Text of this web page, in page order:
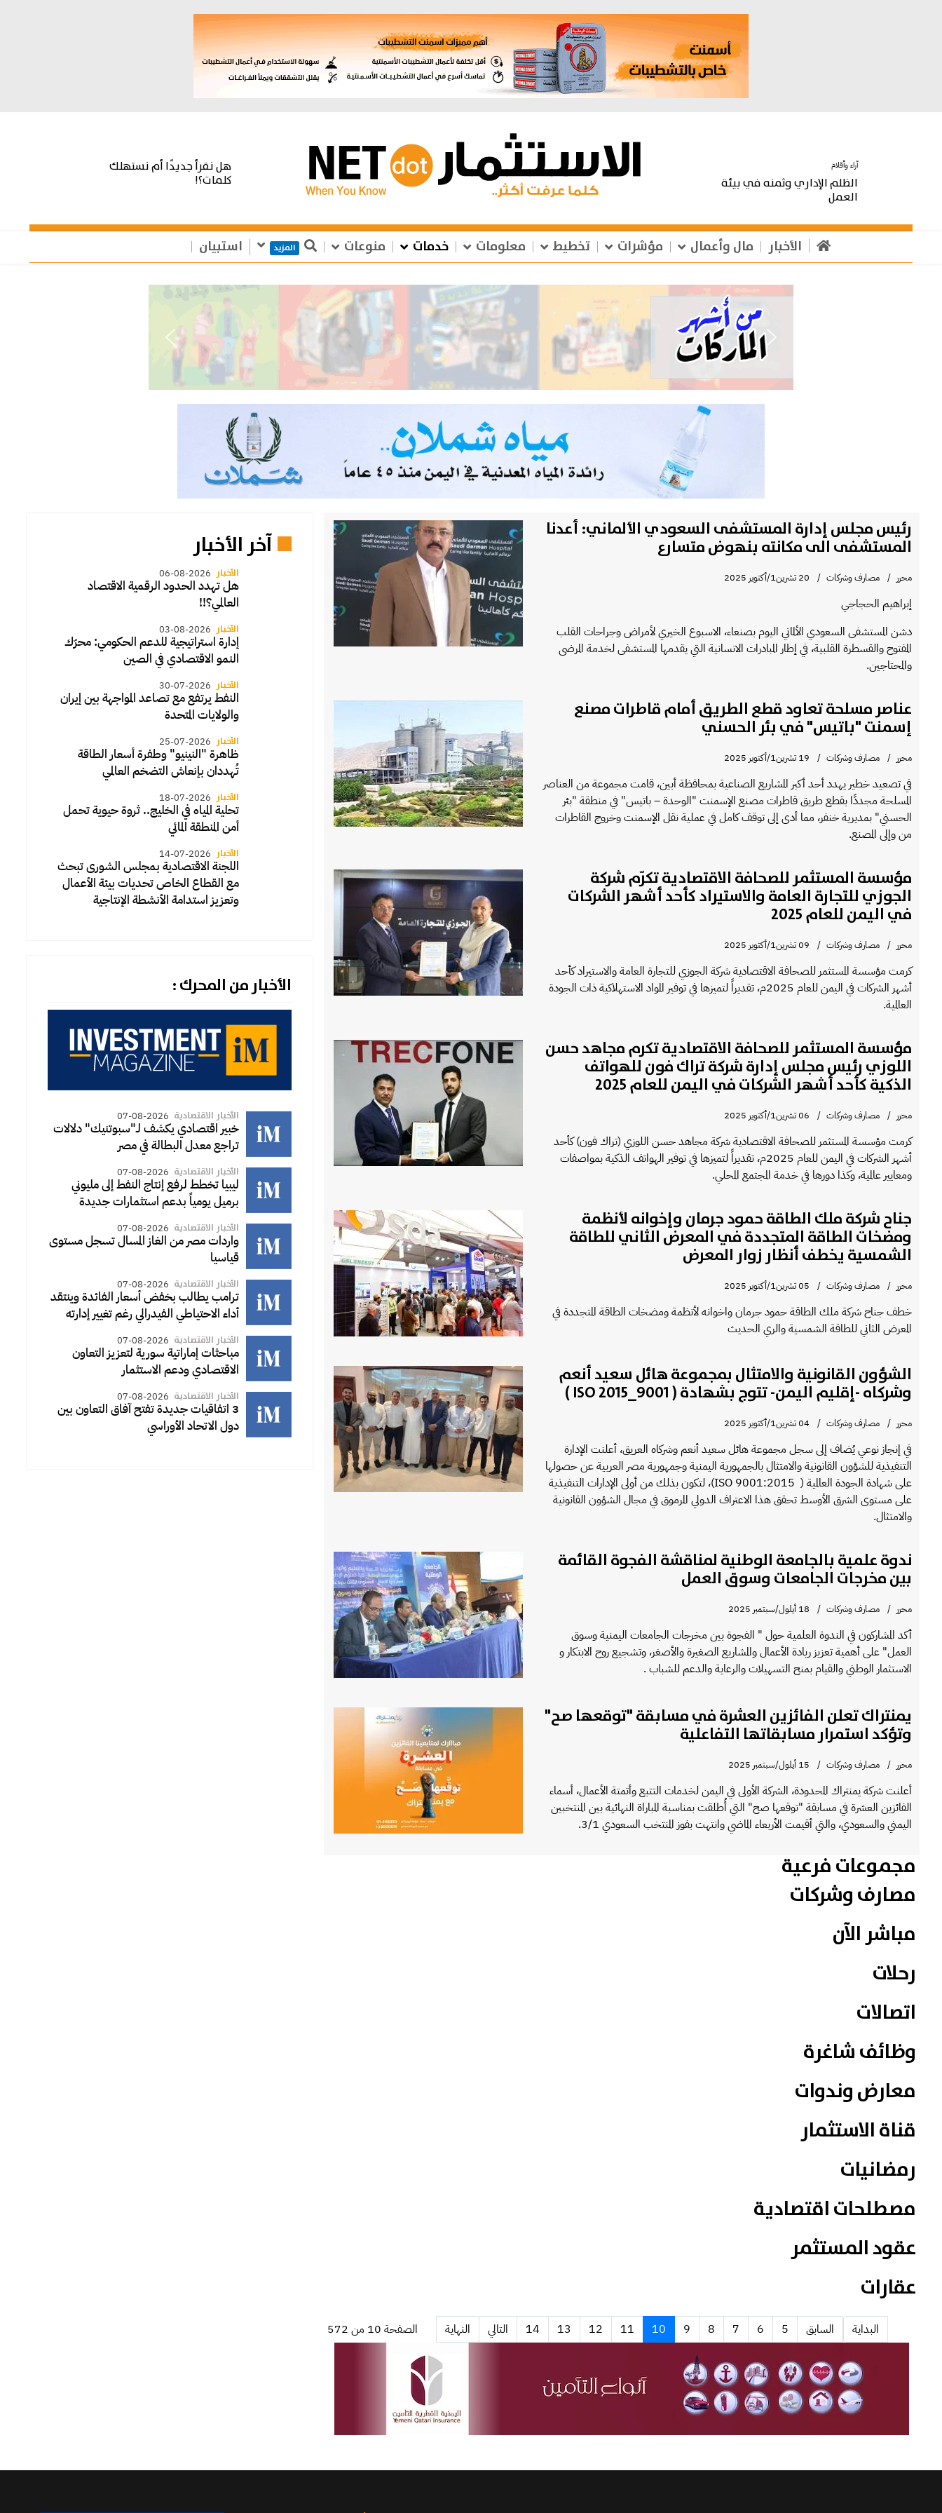
آراء وأقلام
الظلم الإداري وثمنه في بيئة
العمل
هل نقرأ جديدًا أم نستهلك
كلمات؟!
الأخبار مال وأعمال مؤشرات تخطيط معلومات خدمات منوعات المزيد استبيان
رئيس مجلس إدارة المستشفى السعودي الألماني: أعدنا
المستشفى الى مكانته بنهوض متسارع
محرر مصارف وشركات 20 تشرين1/أكتوير 2025
إبراهيم الحجاجي
دشن المستشفى السعودي الألماني اليوم بصنعاء، الاسبوع الخيري لأمراض وجراحات القلب
المفتوح والقسطرة القلبية، في إطار المبادرات الانسانية التي يقدمها المستشفى لخدمة المرضى
والمحتاجين.
عناصر مسلحة تعاود قطع الطريق أمام قاطرات مصنع
إسمنت "باتيس" في بئر الحسني
محرر مصارف وشركات 19 تشرين1/أكتوير 2025
في تصعيد خطير يهدد أحد أكبر المشاريع الصناعية بمحافظة أبين، قامت مجموعة من العناصر
المسلحة مجددًا بقطع طريق قاطرات مصنع الإسمنت "الوحدة – باتيس" في منطقة "بئر
الحسني" بمديرية خنفر، مما أدى إلى توقف كامل في عملية نقل الإسمنت وخروج القاطرات
من وإلى المصنع.
مؤسسة المستثمر للصحافة الاقتصادية تكرّم شركة
الجوزي للتجارة العامة والاستيراد كأحد أشهر الشركات
في اليمن للعام 2025
محرر مصارف وشركات 09 تشرين1/أكتوير 2025
كرمت مؤسسة المستثمر للصحافة الاقتصادية شركة الجوزي للتجارة العامة والاستيراد كأحد
أشهر الشركات في اليمن للعام 2025م، تقديراً لتميزها في توفير المواد الاستهلاكية ذات الجودة
العالمية.
مؤسسة المستثمر للصحافة الاقتصادية تكرم مجاهد حسن
اللوزي رئيس مجلس إدارة شركة تراك فون للهواتف
الذكية كأحد أشهر الشركات في اليمن للعام 2025
محرر مصارف وشركات 06 تشرين1/أكتوير 2025
كرمت مؤسسة المستثمر للصحافة الاقتصادية شركة مجاهد حسن اللوزي (تراك فون) كأحد
أشهر الشركات في اليمن للعام 2025م، تقديراً لتميزها في توفير الهواتف الذكية بمواصفات
ومعايير عالمية، وكذا دورها في خدمة المجتمع المحلي.
جناح شركة ملك الطاقة حمود جرمان وإخوانه لأنظمة
ومضخات الطاقة المتجددة في المعرض الثاني للطاقة
الشمسية يخطف أنظار زوار المعرض
محرر مصارف وشركات 05 تشرين1/أكتوير 2025
خطف جناح شركة ملك الطاقة حمود جرمان واخوانه لأنظمة ومضخات الطاقة المتجددة في
المعرض الثاني للطاقة الشمسية والري الحديث
الشؤون القانونية والامتثال بمجموعة هائل سعيد أنعم
وشركاه -إقليم اليمن- تتوج بشهادة ( 9001_2015 ISO )
محرر مصارف وشركات 04 تشرين1/أكتوير 2025
في إنجاز نوعي يُضاف إلى سجل مجموعة هائل سعيد أنعم وشركاه العريق، أعلنت الإدارة
التنفيذية للشؤون القانونية والامتثال بالجمهورية اليمنية وجمهورية مصر العربية عن حصولها
على شهادة الجودة العالمية ( ISO 9001:2015)، لتكون بذلك من أولى الإدارات التنفيذية
على مستوى الشرق الأوسط تحقق هذا الاعتراف الدولي المرموق في مجال الشؤون القانونية
والامتثال.
ندوة علمية بالجامعة الوطنية لمناقشة الفجوة القائمة
بين مخرجات الجامعات وسوق العمل
محرر مصارف وشركات 18 أيلول/سبتمبر 2025
أكد المشاركون في الندوة العلمية حول " الفجوة بين مخرجات الجامعات اليمنية وسوق
العمل" على أهمية تعزيز ريادة الأعمال والمشاريع الصغيرة والأصغر، وتشجيع روح الابتكار و
الاستثمار الوطني والقيام بمنح التسهيلات والرعاية والدعم للشباب .
يمنتراك تعلن الفائزين العشرة في مسابقة "توقعها صح"
وتؤكد استمرار مسابقاتها التفاعلية
محرر مصارف وشركات 15 أيلول/سبتمبر 2025
أعلنت شركة يمنتراك المحدودة، الشركة الأولى في اليمن لخدمات التتبع وأتمتة الأعمال، أسماء
الفائزين العشرة في مسابقة "توقعها صح" التي أُطلقت بمناسبة المباراة النهائية بين المنتخبين
اليمني والسعودي، والتي أقيمت الأربعاء الماضي وانتهت بفوز المنتخب السعودي 3/1.
مجموعات فرعية
مصارف وشركات
مباشر الآن
رحلات
اتصالات
وظائف شاغرة
معارض وندوات
قناة الاستثمار
رمضانيات
مصطلحات اقتصادية
عقود المستثمر
عقارات
البداية السابق 5
6
7
8
9
10
11
12
13
14 التالي النهاية الصفحة 10 من 572
آخر الأخبار
الأخبار 06-08-2026
هل تهدد الحدود الرقمية الاقتصاد
العالمي؟!!
الأخبار 03-08-2026
إدارة استراتيجية للدعم الحكومي: محرّك
النمو الاقتصادي في الصين
الأخبار 30-07-2026
النفط يرتفع مع تصاعد المواجهة بين إيران
والولايات المتحدة
الأخبار 25-07-2026
ظاهرة "النينيو" وطفرة أسعار الطاقة
تُهددان بإنعاش التضخم العالمي
الأخبار 18-07-2026
تحلية المياه في الخليج.. ثروة حيوية تحمل
أمن المنطقة المائي
الأخبار 14-07-2026
اللجنة الاقتصادية بمجلس الشورى تبحث
مع القطاع الخاص تحديات بيئة الأعمال
وتعزيز استدامة الأنشطة الإنتاجية
الأخبار من المحرك :
الأخبار الاقتصادية 07-08-2026
خبير اقتصادي يكشف لـ"سبوتنيك" دلالات
تراجع معدل البطالة في مصر
الأخبار الاقتصادية 07-08-2026
ليبيا تخطط لرفع إنتاج النفط إلى مليوني
برميل يومياً بدعم استثمارات جديدة
الأخبار الاقتصادية 07-08-2026
واردات مصر من الغاز المسال تسجل مستوى
قياسيا
الأخبار الاقتصادية 07-08-2026
ترامب يطالب بخفض أسعار الفائدة وينتقد
أداء الاحتياطي الفيدرالي رغم تغيير إدارته
الأخبار الاقتصادية 07-08-2026
مباحثات إماراتية سورية لتعزيز التعاون
الاقتصادي ودعم الاستثمار
الأخبار الاقتصادية 07-08-2026
3 اتفاقيات جديدة تفتح آفاق التعاون بين
دول الاتحاد الأوراسي